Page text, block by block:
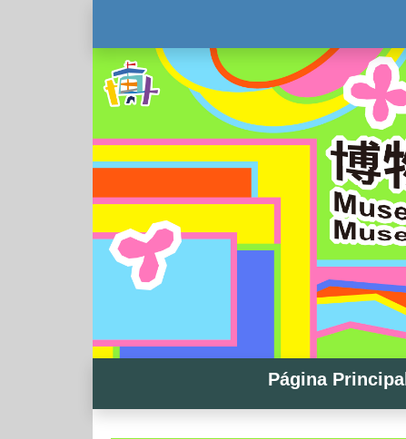
Página Principal